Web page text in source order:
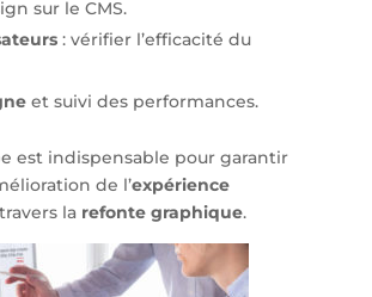
sur le CMS.
: vérifier l’efficacité du
et suivi des performances.
est indispensable pour garantir
de l’expérience
la refonte graphique.